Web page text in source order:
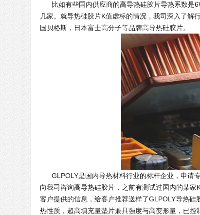
比如有些国内供应商的高导热硅胶片导热系数是
几家。就导热硅胶片K值虚标的情况，我司深入了解
国贝格斯，日本富士高分子等品牌高导热硅胶片。
GLPOLY是国内导热材料行业的标杆企业，申请
向我司咨询高导热硅胶片，之前有测试过国内的某
客户提供的信息，给客户推荐送样了GLPOLY导热
热性质，超高填充量垫片兼具强度与高变形量，已